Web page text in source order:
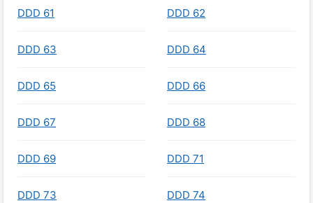
DDD 61 DDD 62
DDD 63 DDD 64
DDD 65 DDD 66
DDD 67 DDD 68
DDD 69 DDD 71
DDD 73 DDD 74